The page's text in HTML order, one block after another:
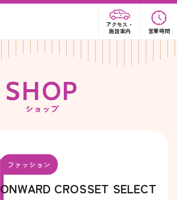
アクセス・
施設案内
営業時間
SHOP
ショップ
ファッション
ONWARD CROSSET SELECT